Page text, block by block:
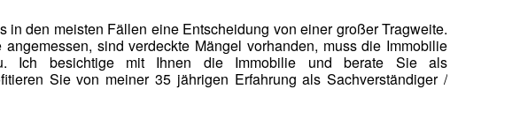
den meisten Fällen eine Entscheidung von einer großer Tragweite.
sind verdeckte Mängel vorhanden, muss die Immobilie
Ich besichtige mit Ihnen die Immobilie und berate Sie als
Sie von meiner 35 jährigen Erfahrung als Sachverständiger /